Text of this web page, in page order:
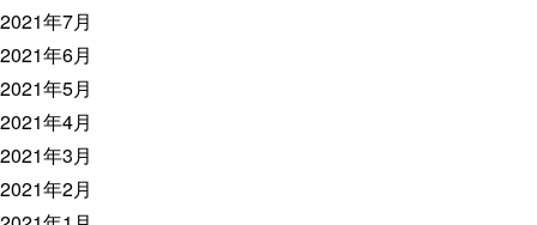
2021年7月
2021年6月
2021年5月
2021年4月
2021年3月
2021年2月